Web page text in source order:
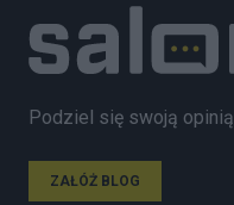
Podziel się swoją opinią
ZAŁÓŻ BLOG